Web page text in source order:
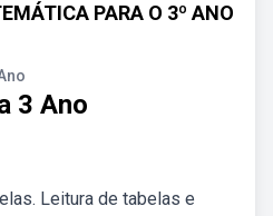
PARA O 3º ANO
3 Ano
Leitura de tabelas e